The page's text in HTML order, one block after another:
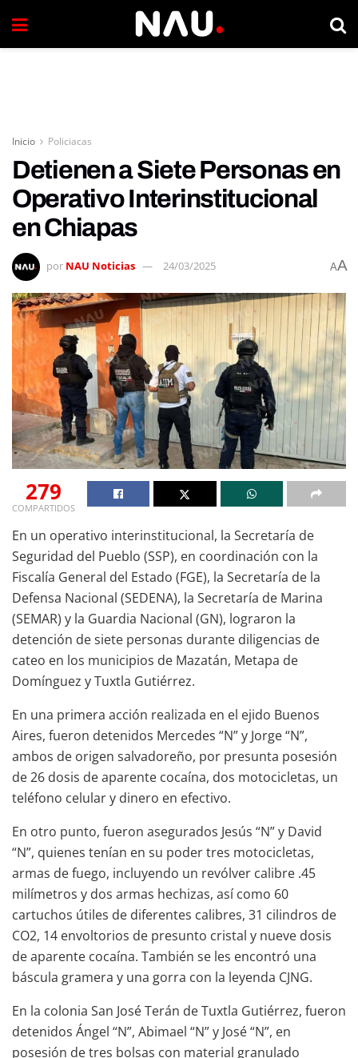
Inicio Policiacas
Detienen a Siete Personas en
Operativo Interinstitucional
en Chiapas
por NAU Noticias 24/03/2025 AA
279
COMPARTIDOS
En un operativo interinstitucional, la Secretaría de
Seguridad del Pueblo (SSP), en coordinación con la
Fiscalía General del Estado (FGE), la Secretaría de la
Defensa Nacional (SEDENA), la Secretaría de Marina
(SEMAR) y la Guardia Nacional (GN), lograron la
detención de siete personas durante diligencias de
cateo en los municipios de Mazatán, Metapa de
Domínguez y Tuxtla Gutiérrez.
En una primera acción realizada en el ejido Buenos
Aires, fueron detenidos Mercedes “N” y Jorge “N”,
ambos de origen salvadoreño, por presunta posesión
de 26 dosis de aparente cocaína, dos motocicletas, un
teléfono celular y dinero en efectivo.
En otro punto, fueron asegurados Jesús “N” y David
“N”, quienes tenían en su poder tres motocicletas,
armas de fuego, incluyendo un revólver calibre .45
milímetros y dos armas hechizas, así como 60
cartuchos útiles de diferentes calibres, 31 cilindros de
CO2, 14 envoltorios de presunto cristal y nueve dosis
de aparente cocaína. También se les encontró una
báscula gramera y una gorra con la leyenda CJNG.
En la colonia San José Terán de Tuxtla Gutiérrez, fueron
detenidos Ángel “N”, Abimael “N” y José “N”, en
posesión de tres bolsas con material granulado